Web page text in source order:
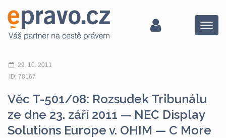
Menu
29. 10. 2011
ID: 78167
Věc T-501/08: Rozsudek Tribunálu
ze dne 23. září 2011 — NEC Display
Solutions Europe v. OHIM — C More